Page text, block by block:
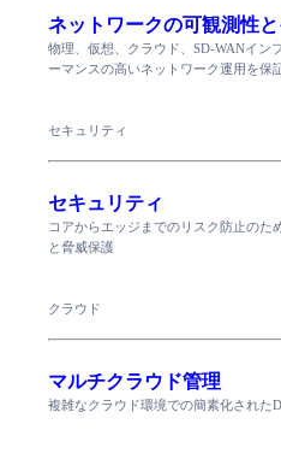
ネットワークの可観測性
物理、仮想、クラウド、SD-WANイン
ーマンスの高いネットワーク運用を保
セキュリティ
セキュリティ
コアからエッジまでのリスク防止のた
と脅威保護
クラウド
マルチクラウド管理
複雑なクラウド環境での簡素化された